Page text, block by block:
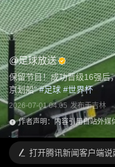
@足球放送
保留节目！成功晋级16强后
京划船” #足球 #世界杯
2026-07-01 04:05 发布于吉林
作者声明：内容引用自站外媒
打开腾讯新闻客户端说